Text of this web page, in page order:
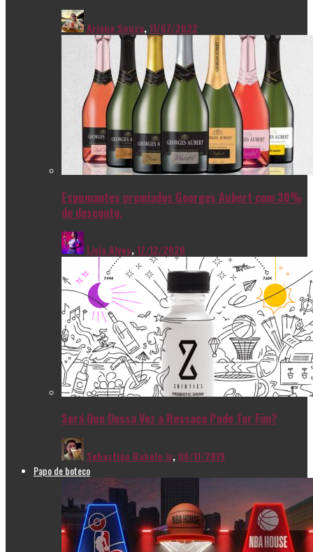
Ariana Souza,11/07/2022
Espumantes premiados Georges Aubert com 30%
de desconto.
Livia Alves,17/12/2020
Será Que Dessa Vez a Ressaca Pode Ter Fim?
Sebastião Rabelo Jr, 06/11/2019
Papo de boteco